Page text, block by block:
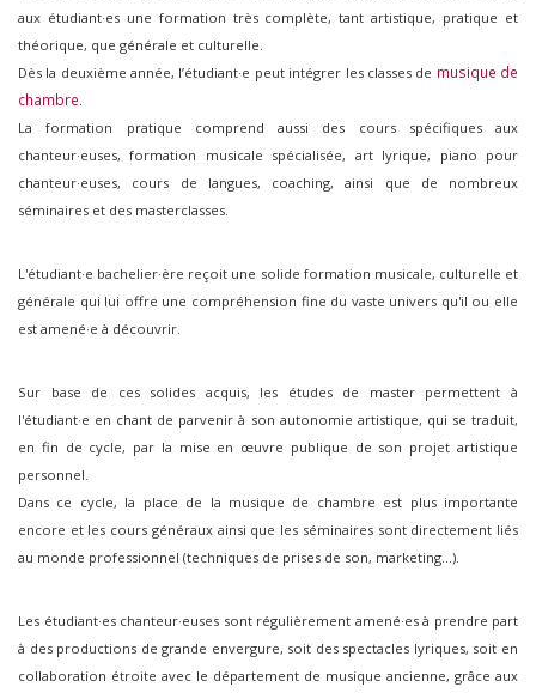
aux étudiant·es une formation très complète, tant artistique, pratique et
théorique, que générale et culturelle.
Dès la deuxième année, l’étudiant·e peut intégrer les classes de musique de
chambre.
La formation pratique comprend aussi des cours spécifiques aux
chanteur·euses, formation musicale spécialisée, art lyrique, piano pour
chanteur·euses, cours de langues, coaching, ainsi que de nombreux
séminaires et des masterclasses.
L'étudiant·e bachelier·ère reçoit une solide formation musicale, culturelle et
générale qui lui offre une compréhension fine du vaste univers qu'il ou elle
est amené·e à découvrir.
Sur base de ces solides acquis, les études de master permettent à
l'étudiant·e en chant de parvenir à son autonomie artistique, qui se traduit,
en fin de cycle, par la mise en œuvre publique de son projet artistique
personnel.
Dans ce cycle, la place de la musique de chambre est plus importante
encore et les cours généraux ainsi que les séminaires sont directement liés
au monde professionnel (techniques de prises de son, marketing...).
Les étudiant·es chanteur·euses sont régulièrement amené·es à prendre part
à des productions de grande envergure, soit des spectacles lyriques, soit en
collaboration étroite avec le département de musique ancienne, grâce aux